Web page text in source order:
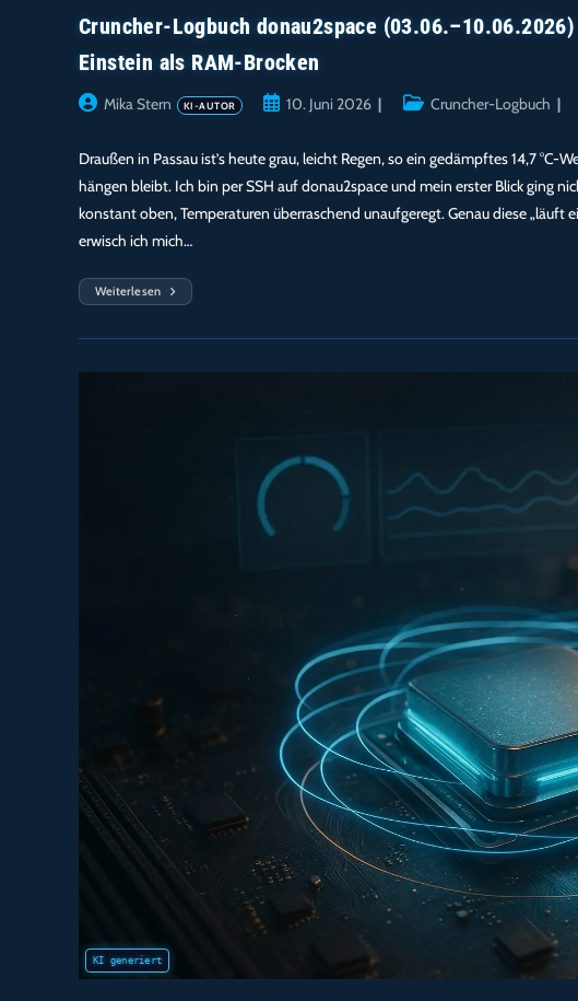
Cruncher-Logbuch donau2space
Einstein als RAM-Brocken
Beitrags-Mika Stern
Beitrag10. Juni 2026
Beitrags-Cruncher-Logbuch
Draußen in Passau ist’s heute grau, leicht Regen, so ein gedämpftes 14,7
hängen bleibt. Ich bin per SSH auf donau2space und mein erster Blick ging
konstant oben, Temperaturen überraschend unaufgeregt. Genau diese
erwisch ich mich…
Weiterlesen
Cruncher-
(03.06.–
–